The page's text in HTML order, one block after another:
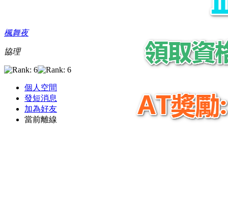
楓舞夜
協理
個人空間
發短消息
加為好友
當前離線